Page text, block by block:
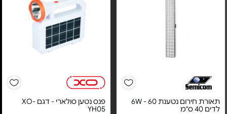
תאורת חירום נטענת 6W - 60
לדים 40 ס"מ
פנס נטען סולארי - דגם XO-
YH05